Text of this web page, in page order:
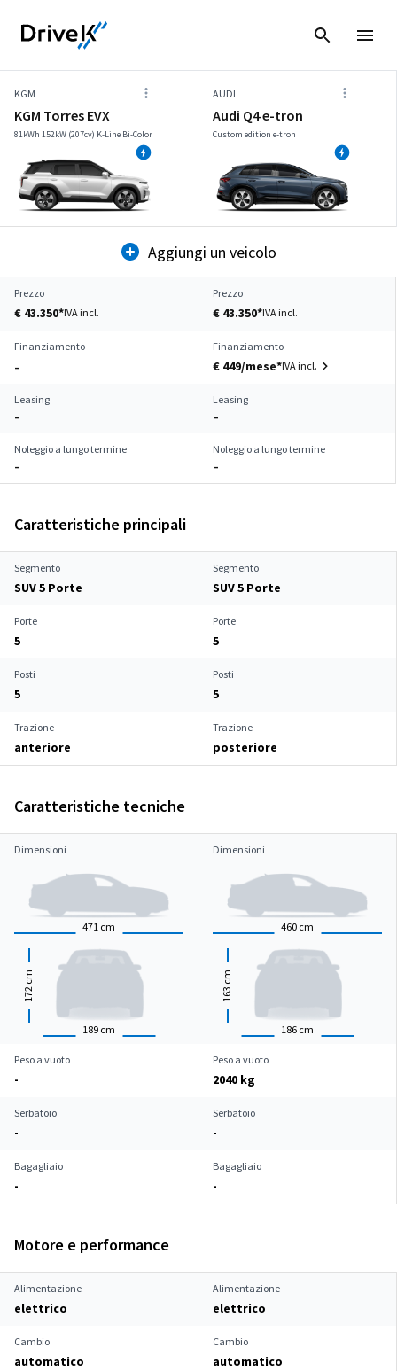
KGM
KGM Torres EVX
81kWh 152kW (207cv) K-Line Bi-Color
AUDI
Audi Q4 e-tron
Custom edition e-tron
Aggiungi un veicolo
Prezzo
€ 43.350*IVA incl.
Prezzo
€ 43.350*IVA incl.
Finanziamento
–
Finanziamento
€ 449/mese*IVA incl.
Leasing
–
Leasing
–
Noleggio a lungo termine
–
Noleggio a lungo termine
–
Caratteristiche principali
Segmento
SUV 5 Porte
Segmento
SUV 5 Porte
Porte
5
Porte
5
Posti
5
Posti
5
Trazione
anteriore
Trazione
posteriore
Caratteristiche tecniche
Dimensioni
471 cm
189 cm
172
cm
Dimensioni
460 cm
186 cm
163
cm
Peso a vuoto
-
Peso a vuoto
2040 kg
Serbatoio
-
Serbatoio
-
Bagagliaio
-
Bagagliaio
-
Motore e performance
Alimentazione
elettrico
Alimentazione
elettrico
Cambio
automatico
Cambio
automatico